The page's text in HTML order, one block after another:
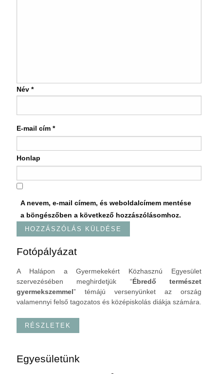
Név *
E-mail cím *
Honlap
A nevem, e-mail címem, és weboldalcímem mentése
a böngészőben a következő hozzászólásomhoz.
Fotópályázat
A Halápon a Gyermekekért Közhasznú Egyesület
szervezésében meghirdetjük “Ébredő természet
gyermekszemmel” témájú versenyünket az ország
valamennyi felső tagozatos és középiskolás diákja számára.
RÉSZLETEK
Egyesületünk